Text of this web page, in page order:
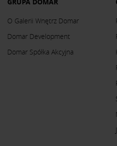
O Galerii Wnętrz Domar
Domar Development
Domar Spółka Akcyjna